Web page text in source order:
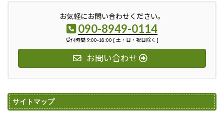
お気軽にお問い合わせください。
090-8949-0114
受付時間 9:00-18:00 [ 土・日・祝日除く ]
お問い合わせ
サイトマップ